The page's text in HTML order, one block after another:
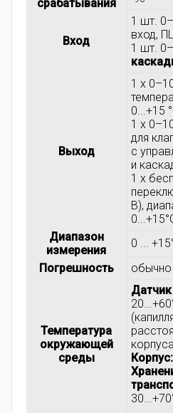
срабатывания
Вход
1 шт.
вход,
1 шт.
Выход
1 x
0...+15
1 x
для
с
и
1 x
В),
Диапазон
измерения
0 ...
Погрешность
обычно
Температура
окружающей
среды
Корпус: